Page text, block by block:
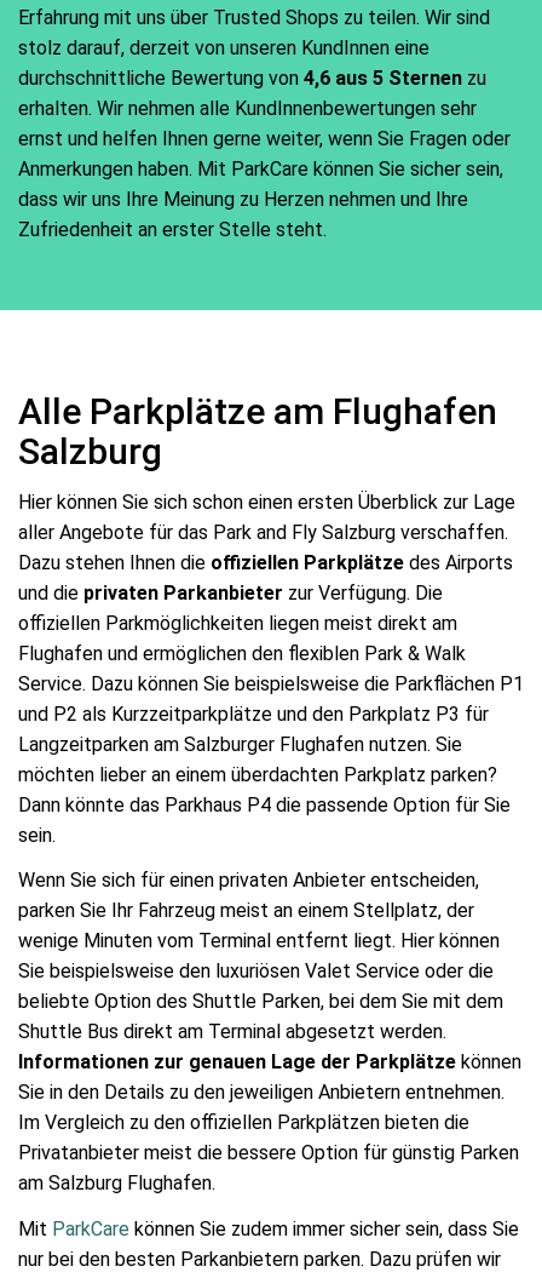
Erfahrung mit uns über Trusted Shops zu teilen. Wir sind
stolz darauf, derzeit von unseren KundInnen eine
durchschnittliche Bewertung von 4,6 aus 5 Sternen zu
erhalten. Wir nehmen alle KundInnenbewertungen sehr
ernst und helfen Ihnen gerne weiter, wenn Sie Fragen oder
Anmerkungen haben. Mit ParkCare können Sie sicher sein,
dass wir uns Ihre Meinung zu Herzen nehmen und Ihre
Zufriedenheit an erster Stelle steht.
Alle Parkplätze am Flughafen
Salzburg
Hier können Sie sich schon einen ersten Überblick zur Lage
aller Angebote für das Park and Fly Salzburg verschaffen.
Dazu stehen Ihnen die offiziellen Parkplätze des Airports
und die privaten Parkanbieter zur Verfügung. Die
offiziellen Parkmöglichkeiten liegen meist direkt am
Flughafen und ermöglichen den flexiblen Park & Walk
Service. Dazu können Sie beispielsweise die Parkflächen P1
und P2 als Kurzzeitparkplätze und den Parkplatz P3 für
Langzeitparken am Salzburger Flughafen nutzen. Sie
möchten lieber an einem überdachten Parkplatz parken?
Dann könnte das Parkhaus P4 die passende Option für Sie
sein.
Wenn Sie sich für einen privaten Anbieter entscheiden,
parken Sie Ihr Fahrzeug meist an einem Stellplatz, der
wenige Minuten vom Terminal entfernt liegt. Hier können
Sie beispielsweise den luxuriösen Valet Service oder die
beliebte Option des Shuttle Parken, bei dem Sie mit dem
Shuttle Bus direkt am Terminal abgesetzt werden.
Informationen zur genauen Lage der Parkplätze können
Sie in den Details zu den jeweiligen Anbietern entnehmen.
Im Vergleich zu den offiziellen Parkplätzen bieten die
Privatanbieter meist die bessere Option für günstig Parken
am Salzburg Flughafen.
Mit ParkCare können Sie zudem immer sicher sein, dass Sie
nur bei den besten Parkanbietern parken. Dazu prüfen wir